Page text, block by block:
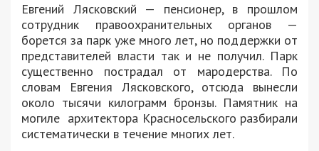
Евгений Лясковский — пенсионер, в прошлом
сотрудник правоохранительных органов —
борется за парк уже много лет, но поддержки от
представителей власти так и не получил. Парк
существенно пострадал от мародерства. По
словам Евгения Лясковского, отсюда вынесли
около тысячи килограмм бронзы. Памятник на
могиле архитектора Красносельского разбирали
систематически в течение многих лет.